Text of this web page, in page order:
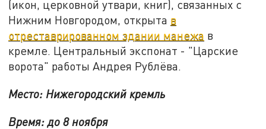
(икон, церковной утвари, книг), связанных с
Нижним Новгородом, открыта в
отреставрированном здании манежа в
кремле. Центральный экспонат - "Царские
ворота" работы Андрея Рублёва.
Место: Нижегородский кремль
Время: до 8 ноября